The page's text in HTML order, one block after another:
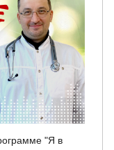
"Я в